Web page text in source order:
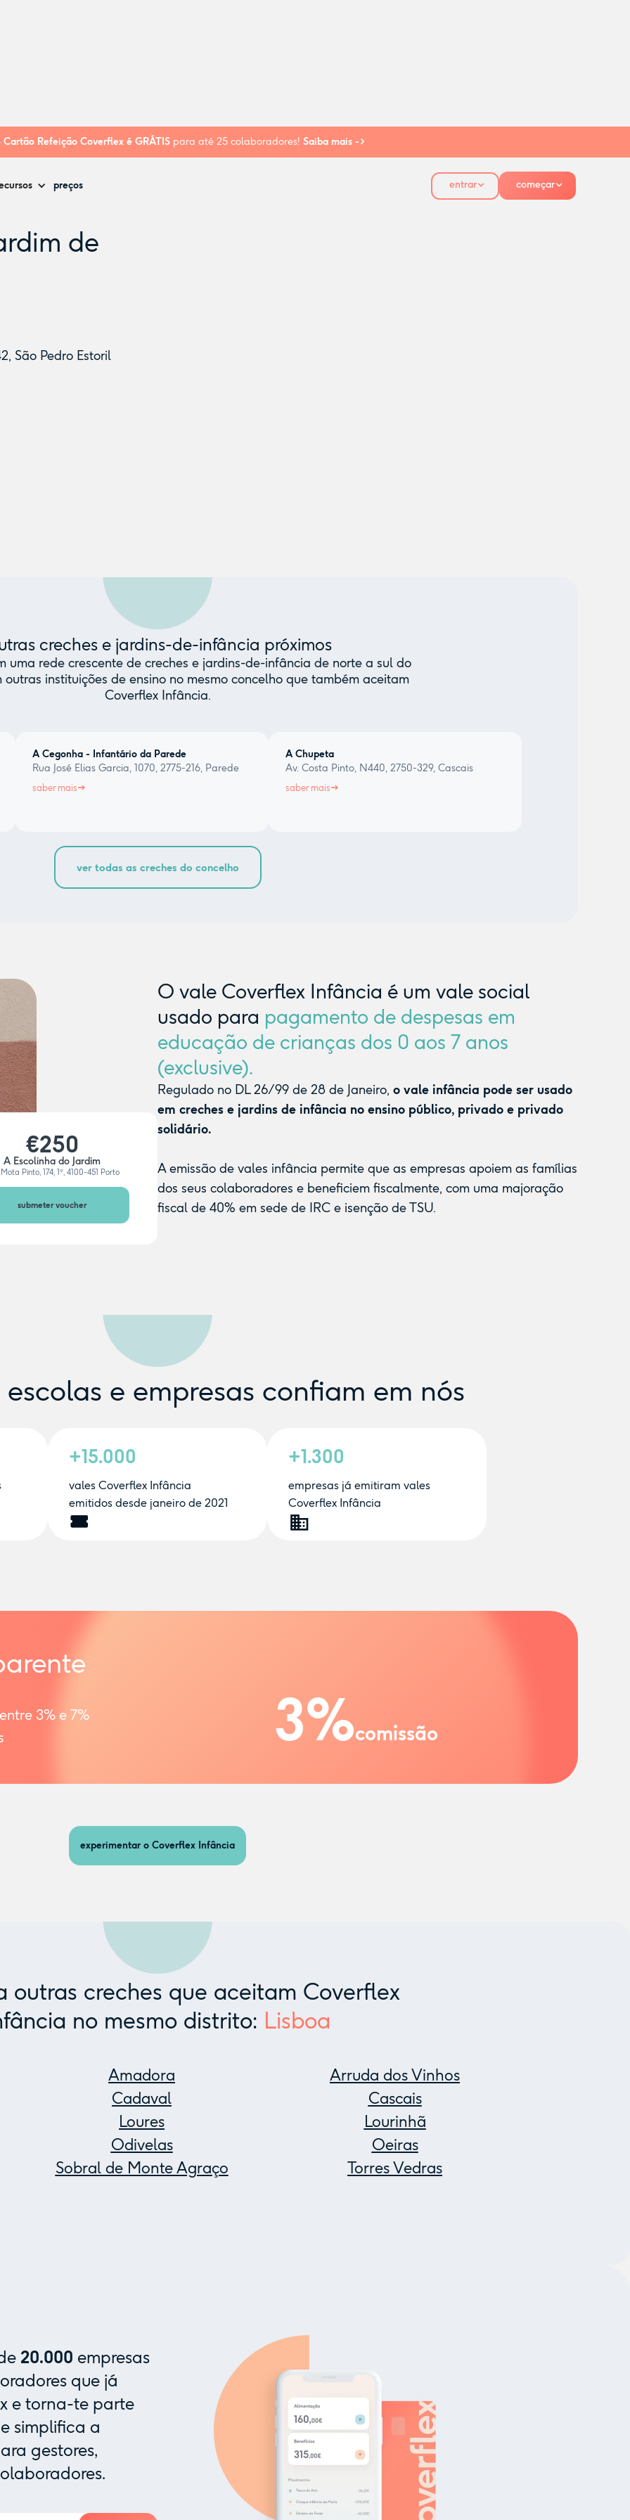
Cartão Refeição Coverflex é GRÁTIS para até 25 colaboradores! Saiba mais ->
preços entrar começar
de
São Pedro Estoril
creches e jardins-de-infância próximos
uma rede crescente de creches e jardins-de-infância de norte a sul do
outras instituições de ensino no mesmo concelho que também aceitam
Coverflex Infância.
A Cegonha - Infantário da Parede
Rua José Elias Garcia, 1070, 2775-216, Parede
saber mais
A Chupeta
Av. Costa Pinto, N440, 2750-329, Cascais
saber mais
ver todas as creches do concelho
€250
A Escolinha do Jardim
Pinto, 174, 1º, 4100-451 Porto
submeter voucher
O vale Coverflex Infância é um vale social
usado para pagamento de despesas em
educação de crianças dos 0 aos 7 anos
(exclusive).
Regulado no DL 26/99 de 28 de Janeiro, o vale infância pode ser usado
em creches e jardins de infância no ensino público, privado e privado
solidário.
A emissão de vales infância permite que as empresas apoiem as famílias
dos seus colaboradores e beneficiem fiscalmente, com uma majoração
fiscal de 40% em sede de IRC e isenção de TSU.
e empresas confiam em nós
+15.000
vales Coverflex Infância
emitidos desde janeiro de 2021
+1.300
empresas já emitiram vales
Coverflex Infância
3% e 7%
3%comissão
experimentar o Coverflex Infância
outras creches que aceitam Coverflex
no mesmo distrito: Lisboa
Amadora
Arruda dos Vinhos
Cadaval
Cascais
Loures
Lourinhã
Odivelas
Oeiras
Sobral de Monte Agraço
Torres Vedras
20.000 empresas
que já
e torna-te parte
simplifica a
gestores,